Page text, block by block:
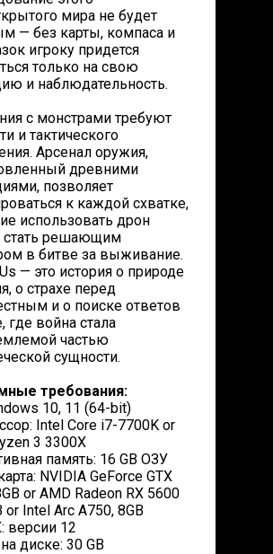
мира не будет
— без карты, компаса и
игроку придется
только на свою
и наблюдательность.
с монстрами требуют
и тактического
Арсенал оружия,
древними
позволяет
к каждой схватке,
использовать дрон
стать решающим
в битве за выживание.
— это история о природе
о страхе перед
и о поиске ответов
где война стала
частью
сущности.
требования:
10, 11 (64-bit)
Intel Core i7-7700K or
3 3300X
память: 16 GB ОЗУ
NVIDIA GeForce GTX
or AMD Radeon RX 5600
or Intel Arc A750, 8GB
версии 12
диске: 30 GB